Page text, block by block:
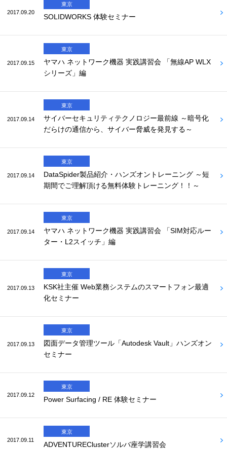
2017.09.20
東京
SOLIDWORKS 体験セミナー
2017.09.15
東京
ヤマハ ネットワーク機器 実践講習会 「無線AP WLX
シリーズ」編
2017.09.14
東京
サイバーセキュリティテクノロジー最前線 ～暗号化
だらけの通信から、サイバー脅威を発見する～
2017.09.14
東京
DataSpider製品紹介・ハンズオントレーニング ～短
期間でご理解頂ける無料体験トレーニング！！～
2017.09.14
東京
ヤマハ ネットワーク機器 実践講習会 「SIM対応ルー
ター・L2スイッチ」編
2017.09.13
東京
KSK社主催 Web業務システムのスマートフォン最適
化セミナー
2017.09.13
東京
図面データ管理ツール「Autodesk Vault」ハンズオン
セミナー
2017.09.12
東京
Power Surfacing / RE 体験セミナー
2017.09.11
東京
ADVENTUREClusterソルバ座学講習会